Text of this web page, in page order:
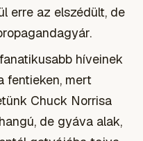
erre az elszédült, de
híveinek
fentieken, mert
Chuck Norrisa
de gyáva alak,